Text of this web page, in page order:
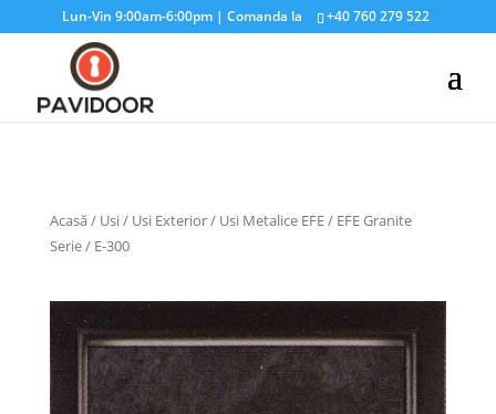
Lun-Vin 9:00am-6:00pm | Comanda la +40 760 279 522
Acasă/ Usi/ Usi Exterior/ Usi Metalice EFE/ EFE Granite
Serie/ E-300